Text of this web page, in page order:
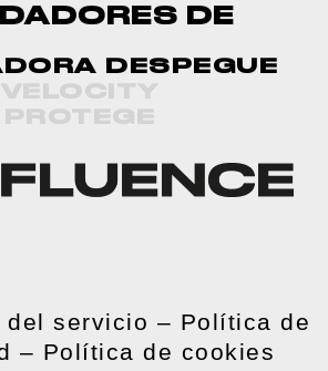
DE
DESPEGUE
VELOCITY
PROTEGE
del servicio – Política de
– Política de cookies